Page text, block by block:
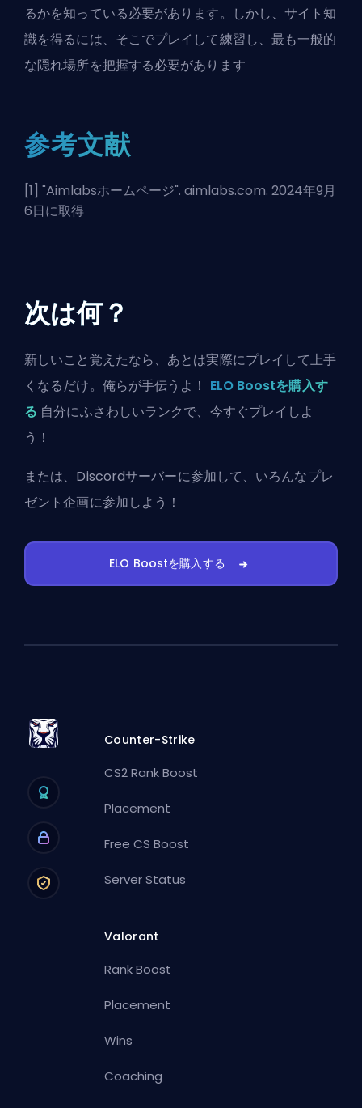
るかを知っている必要があります。しかし、サイト知
識を得るには、そこでプレイして練習し、最も一般的
な隠れ場所を把握する必要があります
参考文献
[1] "Aimlabsホームページ". aimlabs.com. 2024年9月
6日に取得
次は何？
新しいこと覚えたなら、あとは実際にプレイして上手
くなるだけ。俺らが手伝うよ！ ELO Boostを購入す
る 自分にふさわしいランクで、今すぐプレイしよ
う！
または、 Discordサーバーに参加して、いろんなプレ
ゼント企画に参加しよう！
ELO Boostを購入する
Counter-Strike
CS2 Rank Boost
Placement
Free CS Boost
Server Status
Valorant
Rank Boost
Placement
Wins
Coaching